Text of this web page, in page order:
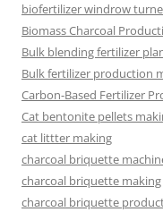
biofertilizer windrow
Biomass Charcoal
Bulk blending fertilizer
Bulk fertilizer production
Carbon-Based Fertilizer
Cat bentonite pellets
cat littter making
charcoal briquette
charcoal briquette making
charcoal briquette